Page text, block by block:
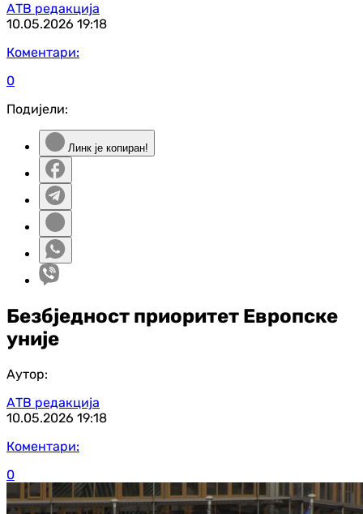
АТВ редакција
10.05.2026 19:18
Коментари:
0
Подијели:
Линк је копиран!
Безбједност приоритет Европске
уније
Аутор:
АТВ редакција
10.05.2026 19:18
Коментари:
0